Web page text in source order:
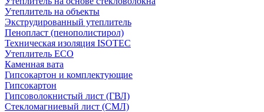
Утеплитель на объекты
Экструдированный утеплитель
Пенопласт (пенополистирол)
Техническая изоляция ISOTEC
Утеплитель ECO
Каменная вата
Гипсокартон и комплектующие
Гипсокартон
Гипсоволокнистый лист (ГВЛ)
Стекломагниевый лист (СМЛ)